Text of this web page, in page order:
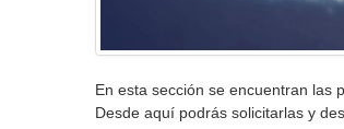
En esta sección se encuentran las
Desde aquí podrás solicitarlas y